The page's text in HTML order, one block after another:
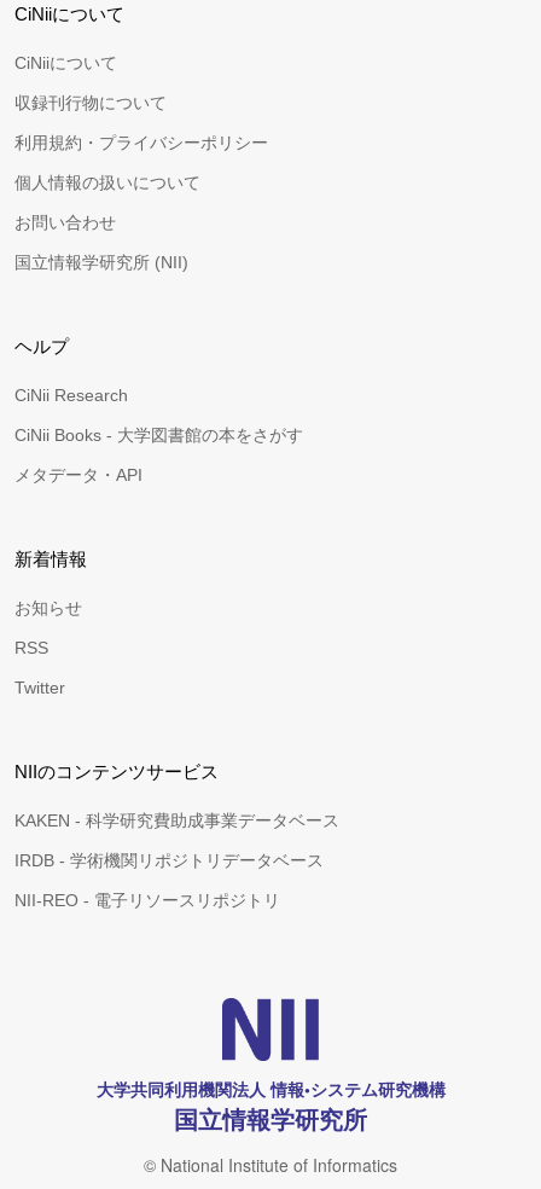
CiNiiについて
CiNiiについて
収録刊行物について
利用規約・プライバシーポリシー
個人情報の扱いについて
お問い合わせ
国立情報学研究所 (NII)
ヘルプ
CiNii Research
CiNii Books - 大学図書館の本をさがす
メタデータ・API
新着情報
お知らせ
RSS
Twitter
NIIのコンテンツサービス
KAKEN - 科学研究費助成事業データベース
IRDB - 学術機関リポジトリデータベース
NII-REO - 電子リソースリポジトリ
大学共同利用機関法人 情報•システム研究機構
国立情報学研究所
© National Institute of Informatics